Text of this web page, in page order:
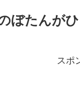
ぼたんが
スポ